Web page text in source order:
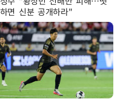
면 신분 공개하라"